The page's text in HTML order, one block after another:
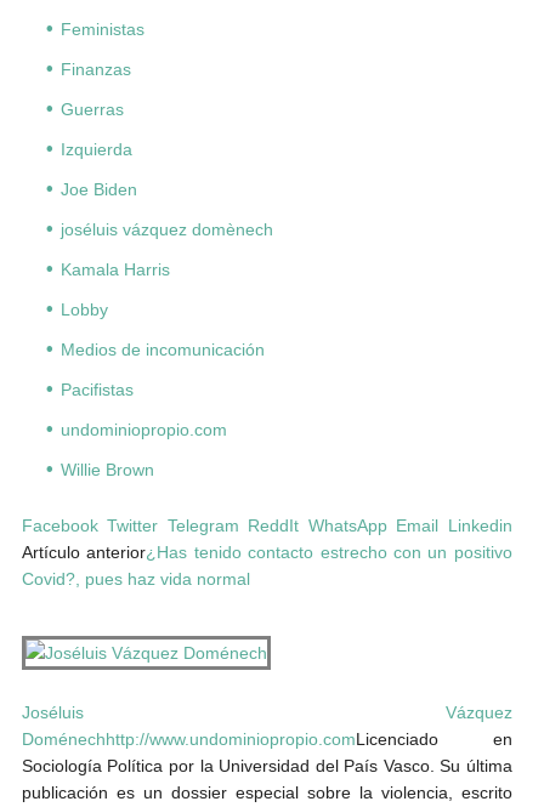
Feministas
Finanzas
Guerras
Izquierda
Joe Biden
joséluis vázquez domènech
Kamala Harris
Lobby
Medios de incomunicación
Pacifistas
undominiopropio.com
Willie Brown
FacebookTwitter Telegram ReddIt WhatsApp Email Linkedin
Artículo anterior¿Has tenido contacto estrecho con un positivo
Covid?, pues haz vida normal
Joséluis Vázquez
Doménechhttp://www.undominiopropio.comLicenciado en
Sociología Política por la Universidad del País Vasco. Su última
publicación es un dossier especial sobre la violencia, escrito